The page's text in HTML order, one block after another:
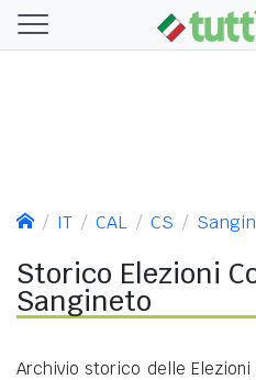
IT CAL CS
Storico Elezioni
Sangineto
Archivio storico delle